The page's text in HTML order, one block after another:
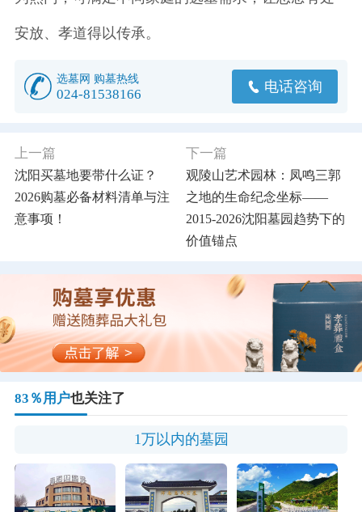
安放、孝道得以传承。
选墓网 购墓热线
024-81538166 电话咨询
上一篇
沈阳买墓地要带什么证？
2026购墓必备材料清单与注
意事项！
下一篇
观陵山艺术园林：凤鸣三郭
之地的生命纪念坐标——
2015-2026沈阳墓园趋势下的
价值锚点
83％用户也关注了
1万以内的墓园